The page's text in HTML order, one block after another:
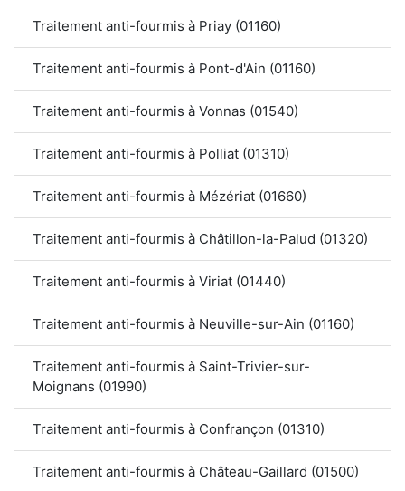
Traitement anti-fourmis à Priay (01160)
Traitement anti-fourmis à Pont-d'Ain (01160)
Traitement anti-fourmis à Vonnas (01540)
Traitement anti-fourmis à Polliat (01310)
Traitement anti-fourmis à Mézériat (01660)
Traitement anti-fourmis à Châtillon-la-Palud (01320)
Traitement anti-fourmis à Viriat (01440)
Traitement anti-fourmis à Neuville-sur-Ain (01160)
Traitement anti-fourmis à Saint-Trivier-sur-
Moignans (01990)
Traitement anti-fourmis à Confrançon (01310)
Traitement anti-fourmis à Château-Gaillard (01500)